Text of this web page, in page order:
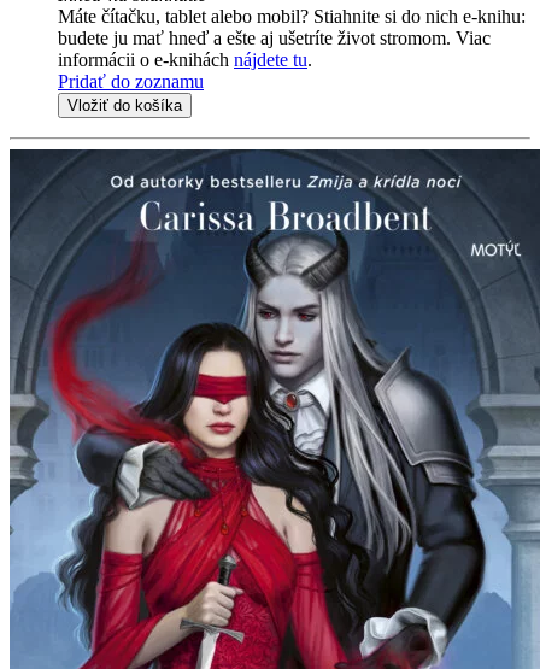
Máte čítačku, tablet alebo mobil? Stiahnite si do nich e-knihu:
budete ju mať hneď a ešte aj ušetríte život stromom. Viac
informácii o e-knihách nájdete tu.
Pridať do zoznamu
Vložiť do košíka